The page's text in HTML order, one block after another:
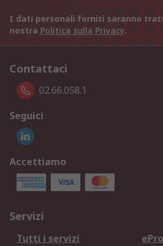
I dati personali forniti saranno
nostra Politica sulla Privacy.
Contattaci
02.66.058.1
Seguici
Accettiamo
Servizi
Tutti i servizi